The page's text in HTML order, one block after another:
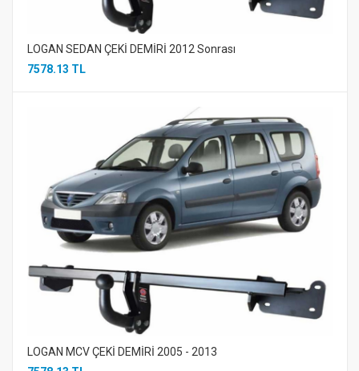
LOGAN SEDAN ÇEKİ DEMİRİ 2012 Sonrası
7578.13 TL
LOGAN MCV ÇEKİ DEMİRİ 2005 - 2013